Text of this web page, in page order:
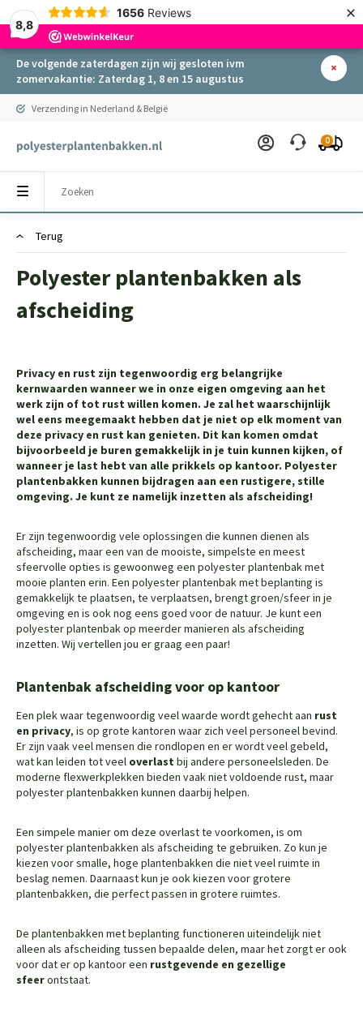
8,8
1656 Reviews ×
De volgende zaterdagen zijn wij gesloten ivm
zomervakantie: Zaterdag 1, 8 en 15 augustus
Verzending in Nederland & België
0
Terug
Polyester plantenbakken als
afscheiding
Privacy en rust zijn tegenwoordig erg belangrijke
kernwaarden wanneer we in onze eigen omgeving aan het
werk zijn of tot rust willen komen. Je zal het waarschijnlijk
wel eens meegemaakt hebben dat je niet op elk moment van
deze privacy en rust kan genieten. Dit kan komen omdat
bijvoorbeeld je buren gemakkelijk in je tuin kunnen kijken, of
wanneer je last hebt van alle prikkels op kantoor. Polyester
plantenbakken kunnen bijdragen aan een rustigere, stille
omgeving. Je kunt ze namelijk inzetten als afscheiding!
Er zijn tegenwoordig vele oplossingen die kunnen dienen als
afscheiding, maar een van de mooiste, simpelste en meest
sfeervolle opties is gewoonweg een polyester plantenbak met
mooie planten erin. Een polyester plantenbak met beplanting is
gemakkelijk te plaatsen, te verplaatsen, brengt groen/sfeer in je
omgeving en is ook nog eens goed voor de natuur. Je kunt een
polyester plantenbak op meerder manieren als afscheiding
inzetten. Wij vertellen jou er graag een paar!
Plantenbak afscheiding voor op kantoor
Een plek waar tegenwoordig veel waarde wordt gehecht aan rust
en privacy, is op grote kantoren waar zich veel personeel bevind.
Er zijn vaak veel mensen die rondlopen en er wordt veel gebeld,
wat kan leiden tot veel overlast bij andere personeelsleden. De
moderne flexwerkplekken bieden vaak niet voldoende rust, maar
polyester plantenbakken kunnen daarbij helpen.
Een simpele manier om deze overlast te voorkomen, is om
polyester plantenbakken als afscheiding te gebruiken. Zo kun je
kiezen voor smalle, hoge plantenbakken die niet veel ruimte in
beslag nemen. Daarnaast kun je ook kiezen voor grotere
plantenbakken, die perfect passen in grotere ruimtes.
De plantenbakken met beplanting functioneren uiteindelijk niet
alleen als afscheiding tussen bepaalde delen, maar het zorgt er ook
voor dat er op kantoor een rustgevende en gezellige
sfeerontstaat.